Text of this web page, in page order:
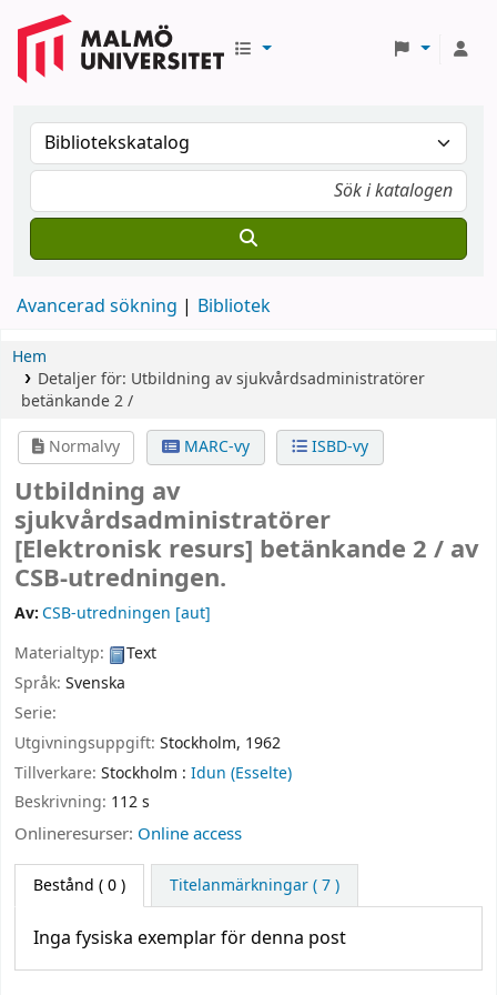
Avancerad sökning Bibliotek
Hem
Detaljer för: Utbildning av sjukvårdsadministratörer
betänkande 2 /
Normalvy
MARC-vy ISBD-vy
Utbildning av
sjukvårdsadministratörer
[Elektronisk resurs] betänkande 2 / av
CSB-utredningen.
Av:CSB-utredningen [aut]
Materialtyp:
Text
Språk: Svenska
Serie:
Utgivningsuppgift: Stockholm, 1962
Tillverkare: Stockholm : Idun (Esselte)
Beskrivning: 112 s
Onlineresurser: Online access
Bestånd ( 0 ) Titelanmärkningar ( 7 )
Inga fysiska exemplar för denna post